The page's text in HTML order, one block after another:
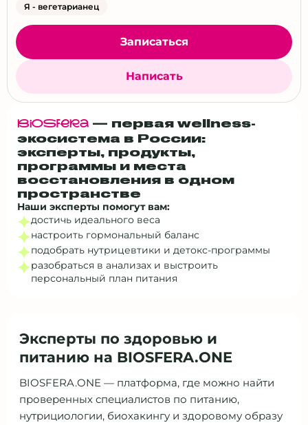
Тверь
Тюмень
Ульяновск
Уфа
Хабаровск
Хутор Красный Пахарь
Чебоксары
Челябинск
Ялта
Ярославль
Выбрать все
Я - вегетарианец
Записаться
Написать
BiOSfERa — первая wellness-
экосистема в России:
эксперты, продукты,
программы и места
восстановления в одном
пространстве
Наши эксперты помогут вам:
достичь идеального веса
настроить гормональный баланс
подобрать нутрицевтики и детокс‑программы
разобраться в анализах и выстроить
персональный план питания
Эксперты по здоровью и
питанию на BIOSFERA.ONE
BIOSFERA.ONE — платформа, где можно найти
проверенных специалистов по питанию,
нутрициологии, биохакингу и здоровому образу